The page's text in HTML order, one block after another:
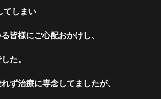
てしまい
皆様にご心配おかけし、
た。
ず治療に専念してましたが、